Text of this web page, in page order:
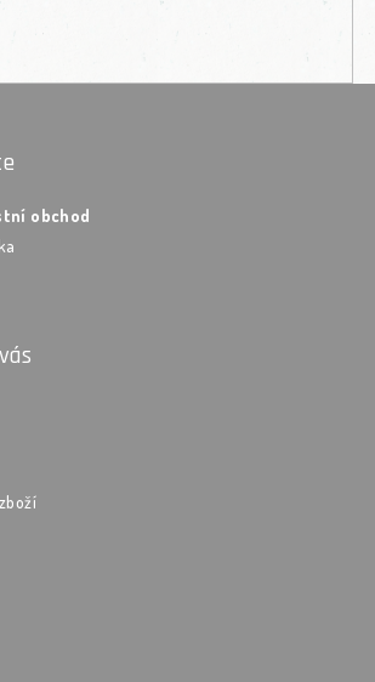
obchod